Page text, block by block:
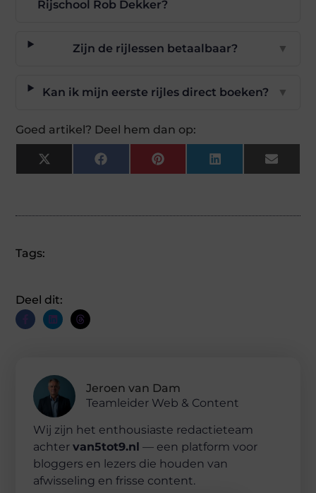
Rijschool Rob Dekker?
Zijn de rijlessen betaalbaar? ▼
Kan ik mijn eerste rijles direct boeken? ▼
Goed artikel? Deel hem dan op:
X
(Twitter)
FacebookPinterestLinkedIn Email
Tags:
Deel dit:
Jeroen van Dam
Teamleider Web & Content
Wij zijn het enthousiaste redactieteam
achtervan5tot9.nl — een platform voor
bloggers en lezers die houden van
afwisseling en frisse content.